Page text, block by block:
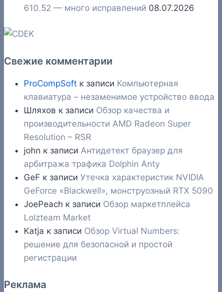
610.52 — много исправлений 08.07.2026
Свежие комментарии
ProCompSoft к записи Компьютерная
клавиатура – незаменимое устройство ввода
Шляхов к записи Обзор качества и
производительности AMD Radeon Super
Resolution – RSR
john к записи Антидетект браузер для
арбитража трафика Dolphin Anty
GeF к записи Утечка характеристик NVIDIA
GeForce «Blackwell», монструозный RTX 5090
JoePeach к записи Обзор маркетплейса
Lolzteam Market
Katja к записи Обзор Virtual Numbers:
решение для безопасной и простой
регистрации
Реклама